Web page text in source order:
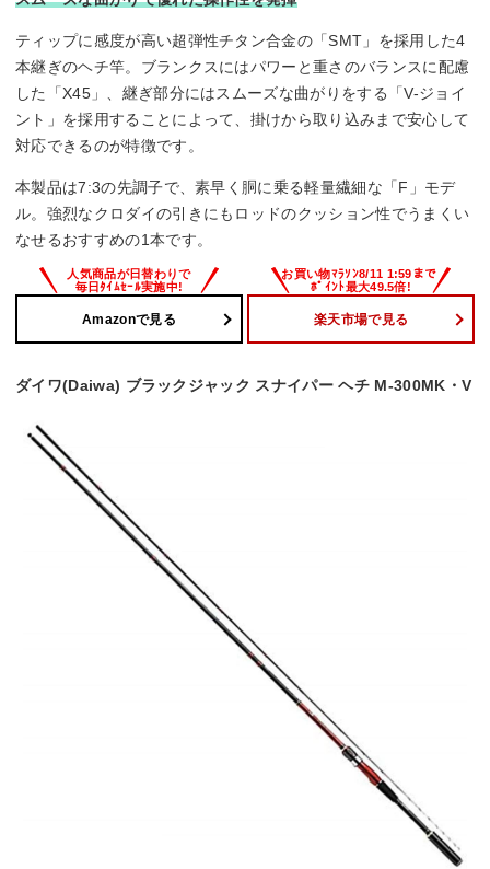
ティップに感度が高い超弾性チタン合金の「SMT」を採用した4
本継ぎのヘチ竿。ブランクスにはパワーと重さのバランスに配慮
した「X45」、継ぎ部分にはスムーズな曲がりをする「V-ジョイ
ント」を採用することによって、掛けから取り込みまで安心して
対応できるのが特徴です。
本製品は7:3の先調子で、素早く胴に乗る軽量繊細な「F」モデ
ル。強烈なクロダイの引きにもロッドのクッション性でうまくい
なせるおすすめの1本です。
Amazonで見る 楽天市場で見る
ダイワ(Daiwa) ブラックジャック スナイパー ヘチ M-300MK・V